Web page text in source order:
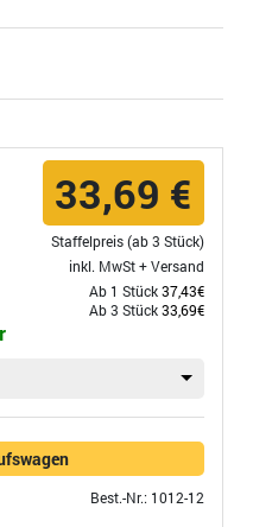
33,69 €
Staffelpreis (ab 3 Stück)
inkl. MwSt +Versand
Ab 1 Stück37,43€
Ab 3 Stück33,69€
Best.-Nr.: 1012-12